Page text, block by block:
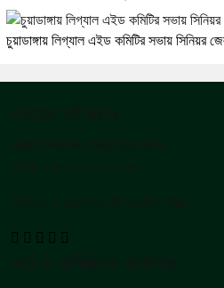
চুয়াডাঙ্গায় লিগ্যাল এইড কমিটির সভায় সিনিয়র